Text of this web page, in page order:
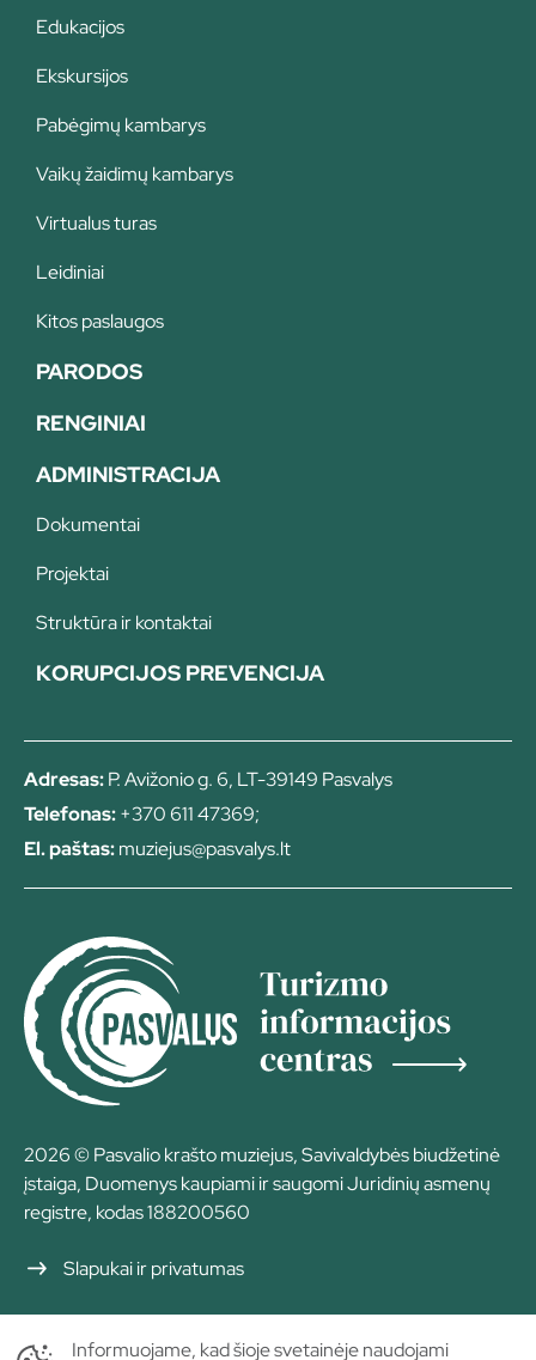
Edukacijos
Ekskursijos
Pabėgimų kambarys
Vaikų žaidimų kambarys
Virtualus turas
Leidiniai
Kitos paslaugos
PARODOS
RENGINIAI
ADMINISTRACIJA
Dokumentai
Projektai
Struktūra ir kontaktai
KORUPCIJOS PREVENCIJA
Adresas:P. Avižonio g. 6, LT-39149 Pasvalys
Telefonas:+370 611 47369;
El. paštas:muziejus@pasvalys.lt
2026 © Pasvalio krašto muziejus, Savivaldybės biudžetinė
įstaiga, Duomenys kaupiami ir saugomi Juridinių asmenų
registre, kodas 188200560
Slapukai ir privatumas
Informuojame, kad šioje svetainėje naudojami